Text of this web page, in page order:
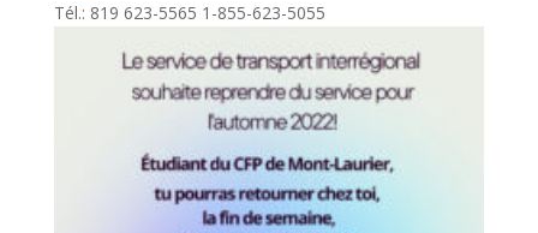
Tél.: 819 623-5565 1-855-623-5055